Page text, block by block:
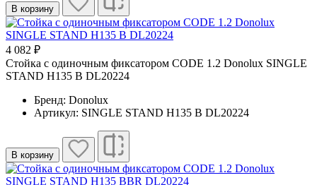
В корзину
4 082 ₽
Cтойка с одиночным фиксатором CODE 1.2 Donolux SINGLE
STAND H135 B DL20224
Бренд: Donolux
Артикул: SINGLE STAND H135 B DL20224
В корзину